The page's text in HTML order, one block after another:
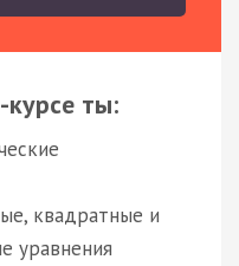
ты:
квадратные и
уравнения